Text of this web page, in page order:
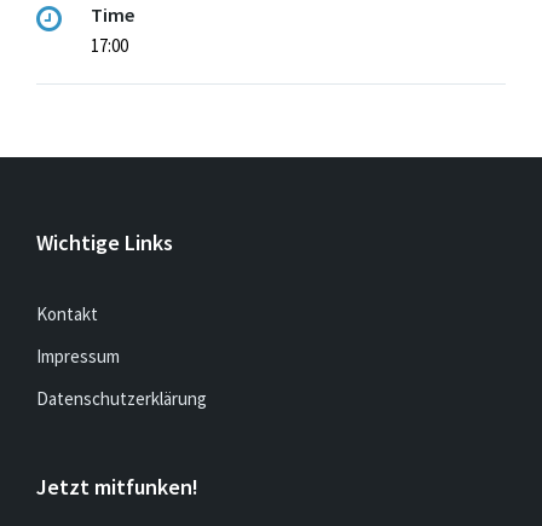
Time
17:00
Wichtige Links
Kontakt
Impressum
Datenschutzerklärung
Jetzt mitfunken!